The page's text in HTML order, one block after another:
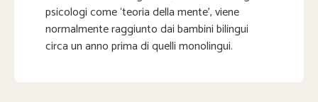
psicologi come ‘teoria della mente’, viene
normalmente raggiunto dai bambini bilingui
circa un anno prima di quelli monolingui.